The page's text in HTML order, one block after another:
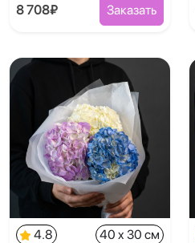
8 708₽ Заказать
4.8
40 x 30 см